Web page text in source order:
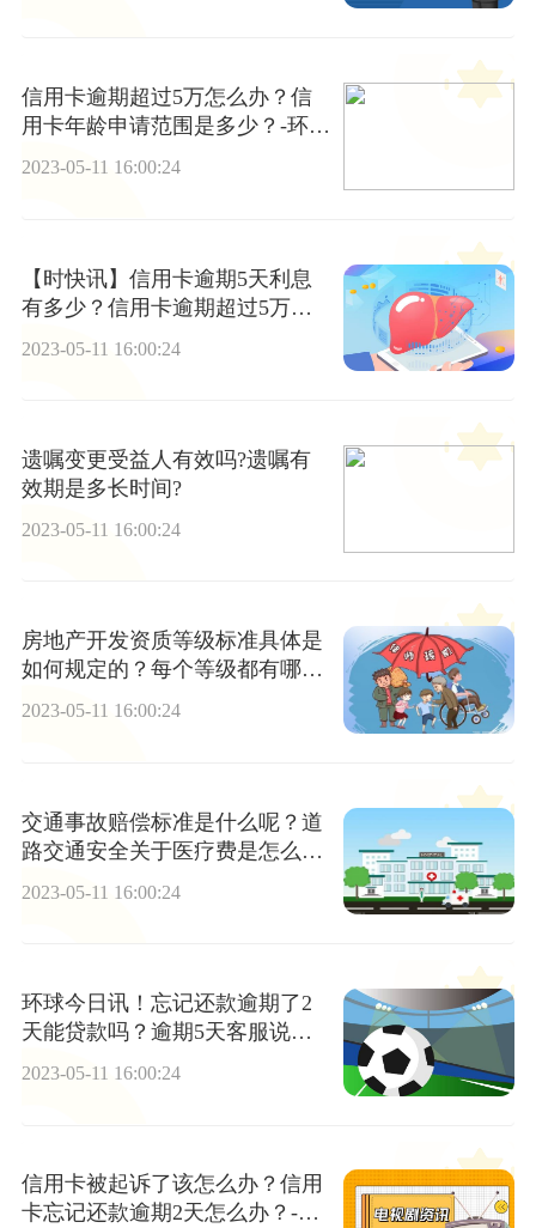
信用卡逾期超过5万怎么办？信
用卡年龄申请范围是多少？-环球
视点
2023-05-11 16:00:24
【时快讯】信用卡逾期5天利息
有多少？信用卡逾期超过5万一
2023-05-11 16:00:24
遗嘱变更受益人有效吗?遗嘱有
效期是多长时间?
2023-05-11 16:00:24
房地产开发资质等级标准具体是
如何规定的？每个等级都有哪些
要求？
2023-05-11 16:00:24
交通事故赔偿标准是什么呢？道
路交通安全关于医疗费是怎么规
2023-05-11 16:00:24
环球今日讯！忘记还款逾期了2
天能贷款吗？逾期5天客服说没
事是真的吗？
2023-05-11 16:00:24
信用卡被起诉了该怎么办？信用
卡忘记还款逾期2天怎么办？-焦